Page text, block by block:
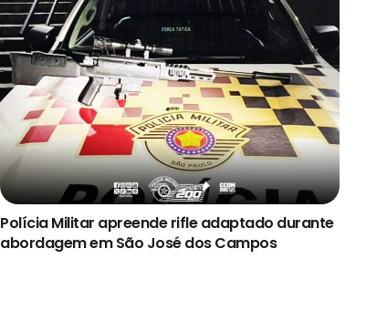
Polícia Militar apreende rifle adaptado durante
abordagem em São José dos Campos